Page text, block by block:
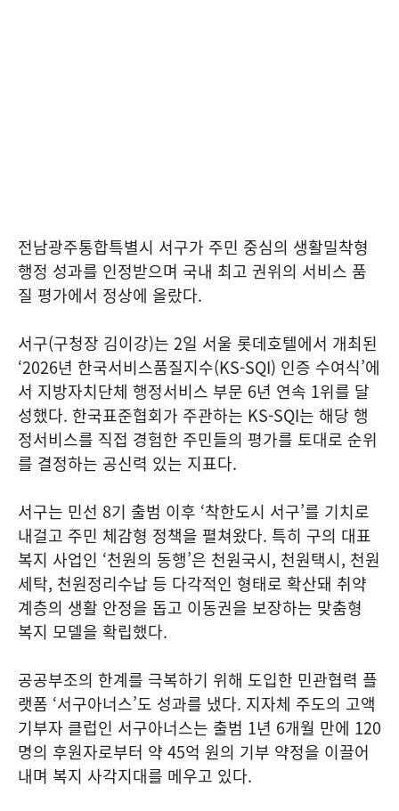
전남광주통합특별시 서구가 주민 중심의 생활밀착형
행정 성과를 인정받으며 국내 최고 권위의 서비스 품
질 평가에서 정상에 올랐다.
서구(구청장 김이강)는 2일 서울 롯데호텔에서 개최된
‘2026년 한국서비스품질지수(KS-SQI) 인증 수여식’에
서 지방자치단체 행정서비스 부문 6년 연속 1위를 달
성했다. 한국표준협회가 주관하는 KS-SQI는 해당 행
정서비스를 직접 경험한 주민들의 평가를 토대로 순위
를 결정하는 공신력 있는 지표다.
서구는 민선 8기 출범 이후 ‘착한도시 서구’를 기치로
내걸고 주민 체감형 정책을 펼쳐왔다. 특히 구의 대표
복지 사업인 ‘천원의 동행’은 천원국시, 천원택시, 천원
세탁, 천원정리수납 등 다각적인 형태로 확산돼 취약
계층의 생활 안정을 돕고 이동권을 보장하는 맞춤형
복지 모델을 확립했다.
공공부조의 한계를 극복하기 위해 도입한 민관협력 플
랫폼 ‘서구아너스’도 성과를 냈다. 지자체 주도의 고액
기부자 클럽인 서구아너스는 출범 1년 6개월 만에 120
명의 후원자로부터 약 45억 원의 기부 약정을 이끌어
내며 복지 사각지대를 메우고 있다.